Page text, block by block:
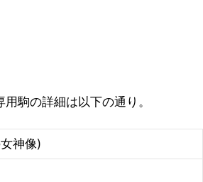
駒の詳細は以下の通り。
神像)